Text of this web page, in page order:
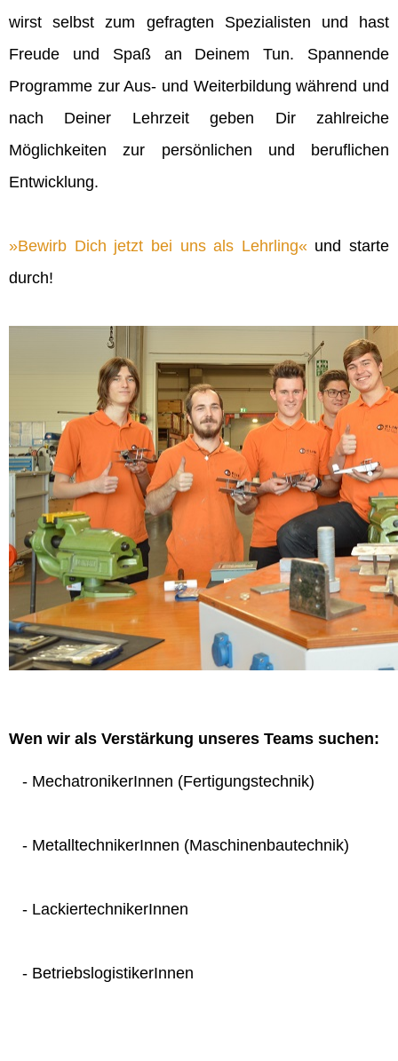
wirst selbst zum gefragten Spezialisten und hast
Freude und Spaß an Deinem Tun. Spannende
Programme zur Aus- und Weiterbildung während und
nach Deiner Lehrzeit geben Dir zahlreiche
Möglichkeiten zur persönlichen und beruflichen
Entwicklung.
Bewirb Dich jetzt bei uns als Lehrling und starte
durch!
Wen wir als Verstärkung unseres Teams suchen:
- MechatronikerInnen (Fertigungstechnik)
- MetalltechnikerInnen (Maschinenbautechnik)
- LackiertechnikerInnen
- BetriebslogistikerInnen